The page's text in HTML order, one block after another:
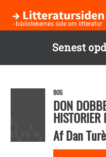
Senest
hovedindhold
- bibliotekernes side om litteratur
BOG
DON
HISTORIER
AfDan